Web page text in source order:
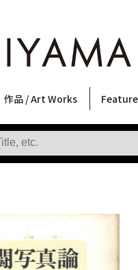
作品 / Art Works
フォトグラフィー
Photography
ポスター
Posters
ストリートアート
Street Art
立体・その他
Sculptures / etc
アートワークス
Art Works
Primary Artworks
KOMIYAMA TOKYO ART LABEL
版画
Prints
稲嶺啓
村田言恵
丸岡和吾
Rico
キム・
菅谷晋一
柴田亜美
内藤啓介
CHRIS
林月光
横尾忠則
大類信
須藤昌人
三島剛
秋赤音
内藤ルネ
佐伯俊男
三島由
COOKIE
大西洋介
森山大道
北島敬三
天野タ
春川ナ
二本木